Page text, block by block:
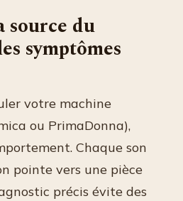
du
symptômes
votre machine
ou PrimaDonna),
Chaque son
pointe vers une pièce
précis évite des